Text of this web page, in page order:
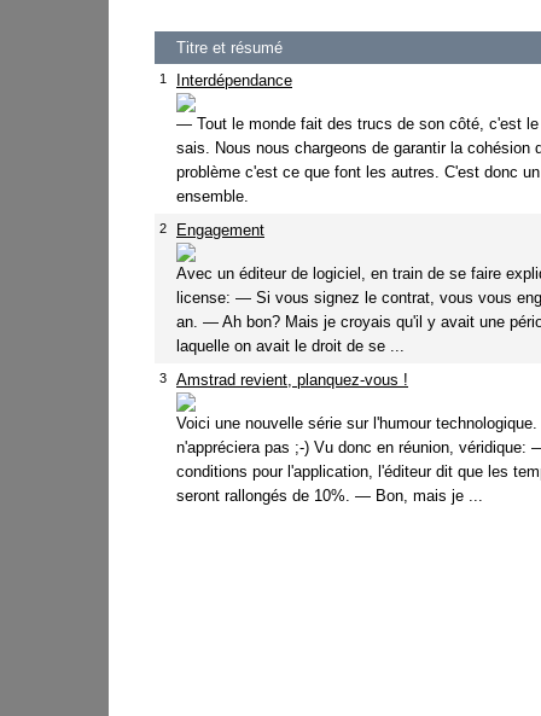
Titre et résumé
1 Interdépendance
— Tout le monde fait des trucs de son côté, c'est
sais. Nous nous chargeons de garantir la cohésion
problème c'est ce que font les autres. C'est donc
ensemble.
2 Engagement
Avec un éditeur de logiciel, en train de se faire
license: — Si vous signez le contrat, vous vous
an. — Ah bon? Mais je croyais qu'il y avait une
laquelle on avait le droit de se ...
3 Amstrad revient, planquez-vous !
Voici une nouvelle série sur l'humour
n'appréciera pas ;-) Vu donc en réunion, véridique:
conditions pour l'application, l'éditeur dit que les
seront rallongés de 10%. — Bon, mais je ...